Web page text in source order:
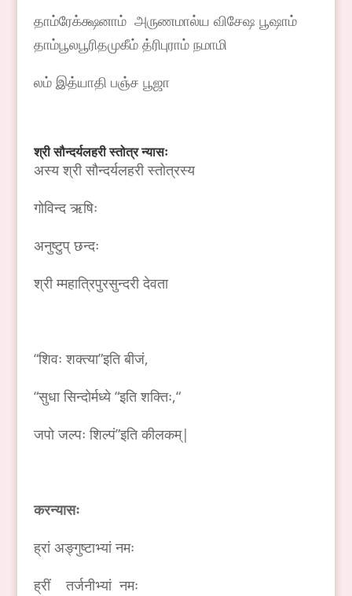
தாம்ரேக்க்ஷனாம் அருணமால்ய விசேஷ பூஷாம்
தாம்பூலபூரிதமுகீம் த்ரிபுராம் நமாமி
லம் இத்யாதி பஞ்ச பூஜா
श्रीसौन्दर्यलहरीस्तोत्रन्यासः
अस्य श्री सौन्दर्यलहरी स्तोत्रस्य
गोविन्द ऋषिः
अनुष्टुप् छन्दः
श्री म्महात्रिपुरसुन्दरी देवता
“शिवः शक्त्या”इति बीजं,
“सुधा सिन्दोर्मध्ये “इति शक्तिः,“
जपो जल्पः शिल्पं”इति कीलकम्|
करन्यासः
ह्रां अङ्गुष्टाभ्यां नमः
ह्रीं तर्जनीभ्यां नमः